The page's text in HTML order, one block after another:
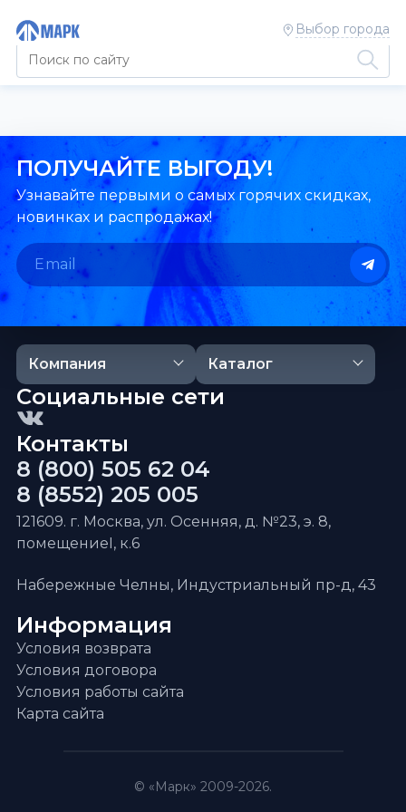
Выбор города
ПОЛУЧАЙТЕ ВЫГОДУ!
Узнавайте первыми о самых горячих скидках,
новинках и распродажах!
Компания Каталог
Информация
Условия возврата
Условия договора
Условия работы сайта
Карта сайта
Контакты
8 (800) 505 62 04
8 (8552) 205 005
121609. г. Москва, ул. Осенняя, д. №23, э. 8,
помещениеI, к.6
Набережные Челны, Индустриальный пр-д, 43
Социальные сети
© «Марк» 2009-2026.